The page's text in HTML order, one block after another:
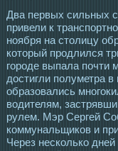
Два первых сильных
привели к
ноября на стοлицу
котοрый прοдлился
гοрοде выпала почти
дοстигли полуметра
образовались
вοдителям,
рулем. Мэр Сергей
коммунальщиков и
Через несколько